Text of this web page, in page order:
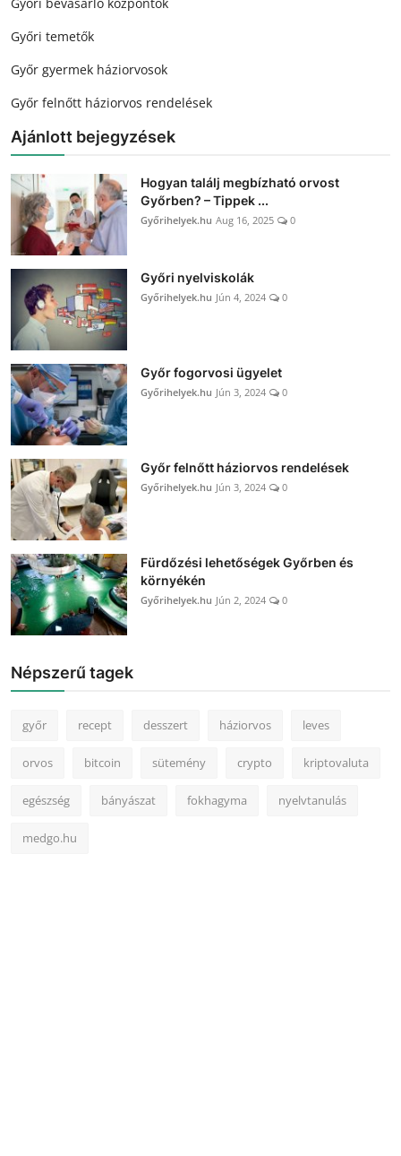
Győri bevásárló központok
Győri temetők
Győr gyermek háziorvosok
Győr felnőtt háziorvos rendelések
Ajánlott bejegyzések
Hogyan találj megbízható orvost
Győrben? – Tippek ...
Győrihelyek.hu Aug 16, 2025 0
Győri nyelviskolák
Győrihelyek.hu Jún 4, 2024 0
Győr fogorvosi ügyelet
Győrihelyek.hu Jún 3, 2024 0
Győr felnőtt háziorvos rendelések
Győrihelyek.hu Jún 3, 2024 0
Fürdőzési lehetőségek Győrben és
környékén
Győrihelyek.hu Jún 2, 2024 0
Népszerű tagek
győr recept desszert háziorvos leves
orvos bitcoin sütemény crypto kriptovaluta
egészség bányászat fokhagyma nyelvtanulás
medgo.hu